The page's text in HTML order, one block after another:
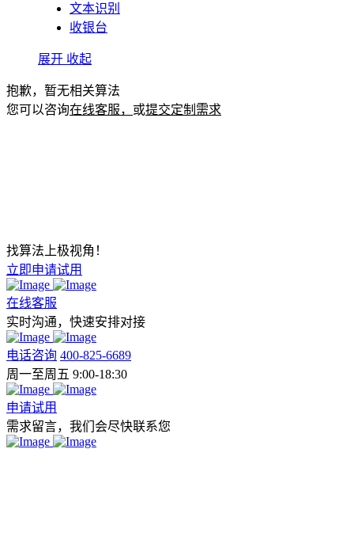
文本识别
收银台
展开 收起
抱歉，暂无相关算法
您可以咨询在线客服， 或提交定制需求
找算法上极视角！
立即申请试用
在线客服
实时沟通，快速安排对接
电话咨询 400-825-6689
周一至周五 9:00-18:30
申请试用
需求留言，我们会尽快联系您